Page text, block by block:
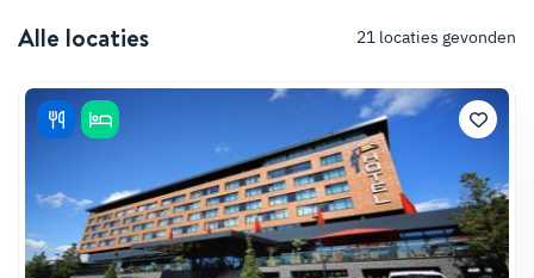
Alle locaties 21 locaties gevonden